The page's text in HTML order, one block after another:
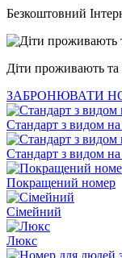
Безкоштовний
Діти проживають
ЗАБРОНЮВАТИ
Стандарт з видом на
Стандарт з видом на
Покращений номер
Сімейний
Люкс